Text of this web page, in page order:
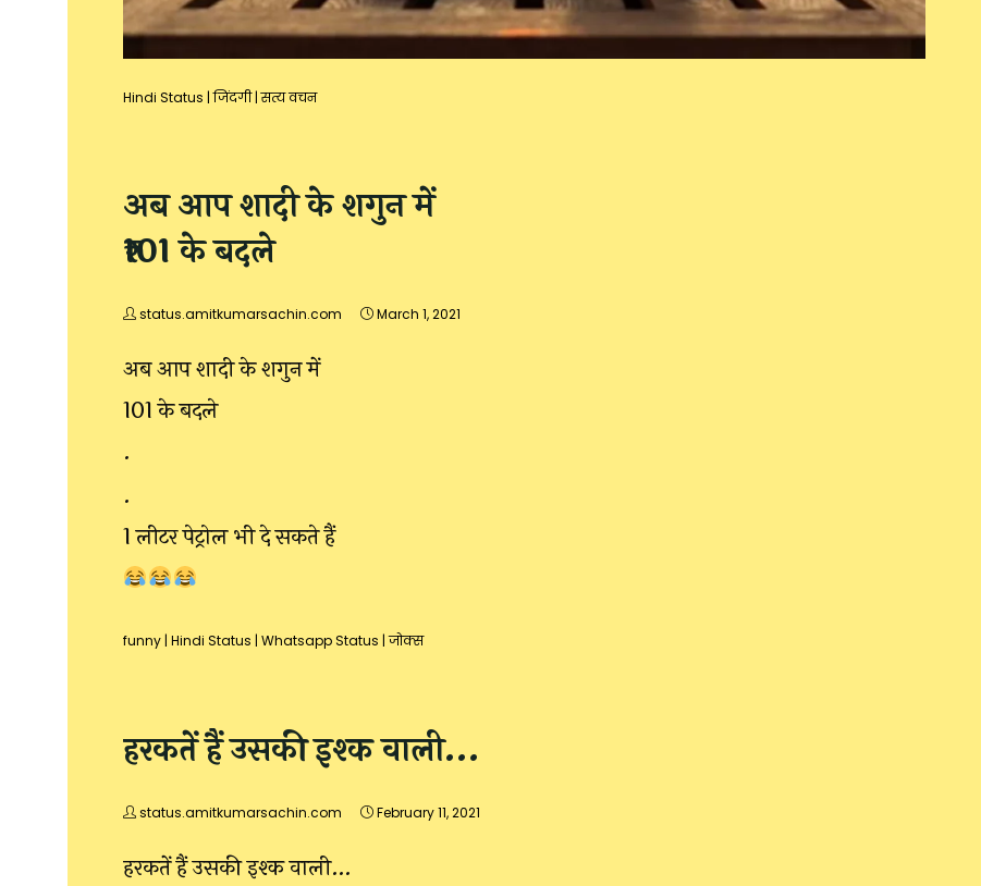
Hindi Status | जिंदगी | सत्य वचन
अब आप शादी के शगुन में
₹101 के बदले
status.amitkumarsachin.com March 1, 2021
अब आप शादी के शगुन में
₹101 के बदले
.
.
1 लीटर पेट्रोल भी दे सकते हैं
funny | Hindi Status | Whatsapp Status | जोक्स
हरकतें हैं उसकी इश्क वाली…
status.amitkumarsachin.com February 11, 2021
हरकतें हैं उसकी इश्क वाली…